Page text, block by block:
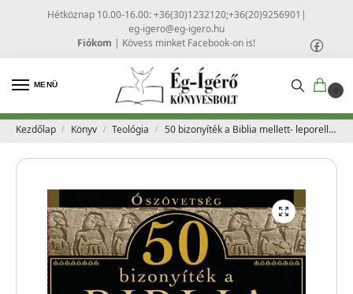
Hétköznap 10.00-16.00: +36(30)1232120;+36(20)9256901 |
eg-igero@eg-igero.hu
Fiókom | Kövess minket Facebook-on is!
MENÜ
0
Kezdőlap / Könyv / Teológia / 50 bizonyíték a Biblia mellett- leporelló – Ószövetség